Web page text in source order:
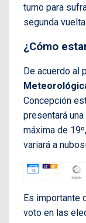
turno para
segunda
¿Cómo
De acuerdo al
Concepción
presentará
máxima de
variará a
Es importante
voto en las